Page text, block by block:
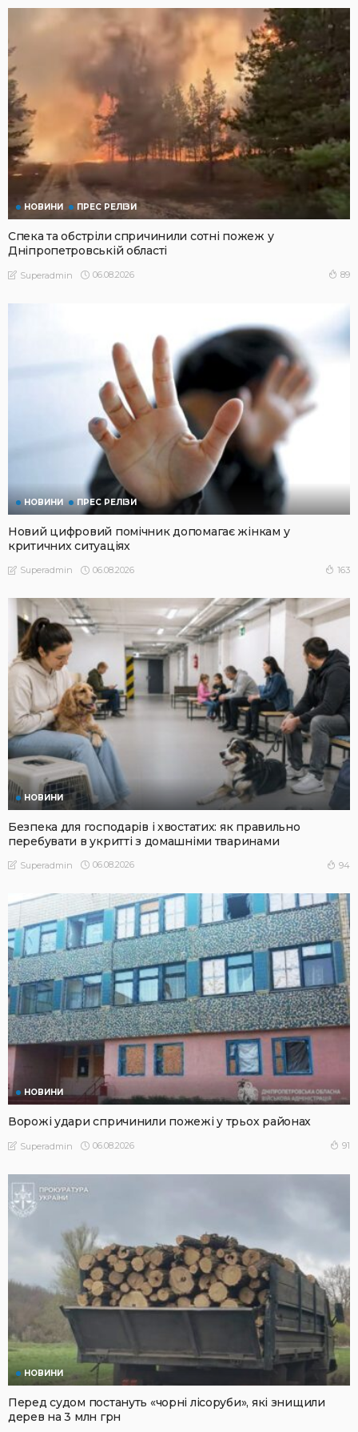
НОВИНИ ПРЕС РЕЛІЗИ
Спека та обстріли спричинили сотні пожеж у
Дніпропетровській області
Superadmin 06.08.2026 89
НОВИНИ ПРЕС РЕЛІЗИ
Новий цифровий помічник допомагає жінкам у
критичних ситуаціях
Superadmin 06.08.2026 163
НОВИНИ
Безпека для господарів і хвостатих: як правильно
перебувати в укритті з домашніми тваринами
Superadmin 06.08.2026 94
НОВИНИ
Ворожі удари спричинили пожежі у трьох районах
Superadmin 06.08.2026 91
НОВИНИ
Перед судом постануть «чорні лісоруби», які знищили
дерев на 3 млн грн